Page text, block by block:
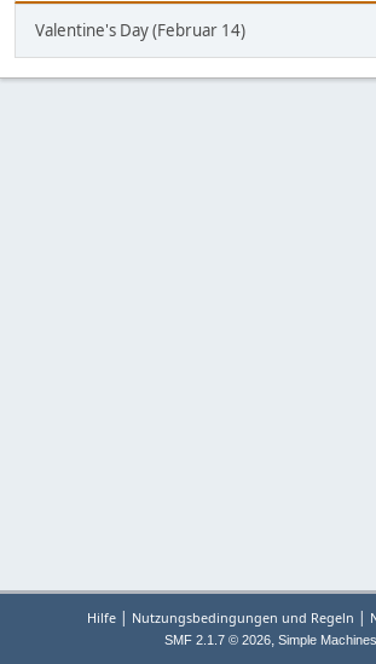
Valentine's Day (Februar 14)
Hilfe | Nutzungsbedingungen und Regeln |
SMF 2.1.7 © 2026, Simple Machines